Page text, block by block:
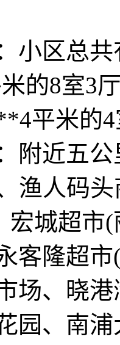
小区总
的8室3
平米的
附近五
渔人码
宏城超市
客隆超
场、晓
园、南